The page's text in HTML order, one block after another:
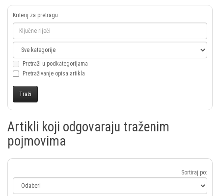
Kriterij za pretragu
Pretraži u podkategorijama
Pretraživanje opisa artikla
Artikli koji odgovaraju traženim
pojmovima
Sortiraj po: